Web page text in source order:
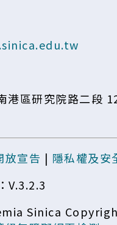
港區研究院路二段
放宣告 | 隱私權及安
V.3.2.3
Sinica